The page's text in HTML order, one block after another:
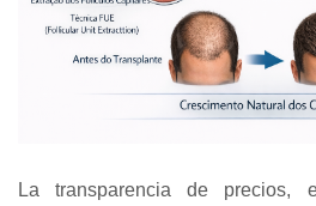
La transparencia de precios,